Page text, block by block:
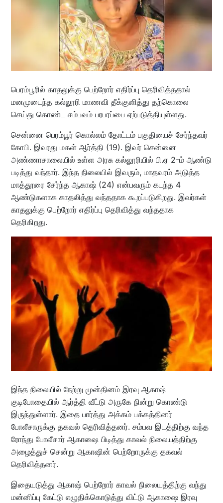
பெரம்பூரில் காதலுக்கு பெற்றோர் எதிர்ப்பு தெரிவித்ததால்
மனமுடைந்த கல்லூரி மாணவி தீக்குளித்து தற்கொலை
செய்து கொண்ட சம்பவம் பரபரப்பை ஏற்படுத்தியுள்ளது.
சென்னை பெரம்பூர் கொல்லம் தோட்டம் பகுதியைச் சேர்ந்தவர்
கோபி. இவரது மகள் ஆர்த்தி (19). இவர் சென்னை
அண்ணாசாலையில் உள்ள அரசு கல்லூரியில் பி.ஏ 2-ம் ஆண்டு
படித்து வந்தார். இந்த நிலையில் இவரும், மாதவரம் அடுத்த
மாத்தூரை சேர்ந்த ஆகாஷ் (24) என்பவரும் கடந்த 4
ஆண்டுகளாக காதலித்து வந்ததாக கூறப்படுகிறது. இவர்கள்
காதலுக்கு பெற்றோர் எதிர்ப்பு தெரிவித்து வந்ததாக
தெரிகிறது.
இந்த நிலையில் நேற்று முன்தினம் இரவு ஆகாஷ்
குடிபோதையில் ஆர்த்தி வீட்டு அருகே நின்று கொண்டு
இருந்துள்ளார். இதை பார்த்து அக்கம் பக்கத்தினர்
போலீசாருக்கு தகவல் தெரிவித்தனர். சம்பவ இடத்திற்கு வந்த
ரோந்து போலீசார் ஆகாஷை பிடித்து காவல் நிலையத்திற்கு
அழைத்துச் சென்று ஆகாஷின் பெற்றோருக்கு தகவல்
தெரிவித்தனர்.
இதையடுத்து ஆகாஷ் பெற்றோர் காவல் நிலையத்திற்கு வந்து
மன்னிப்பு கேட்டு எழுதிக்கொடுத்து விட்டு ஆகாஷை இரவு